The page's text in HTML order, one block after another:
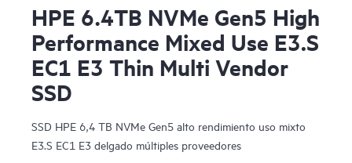
HPE 6.4TB NVMe Gen5 High
Performance Mixed Use E3.S
EC1 E3 Thin Multi Vendor
SSD
SSD HPE 6,4 TB NVMe Gen5 alto rendimiento uso mixto
E3.S EC1 E3 delgado múltiples proveedores